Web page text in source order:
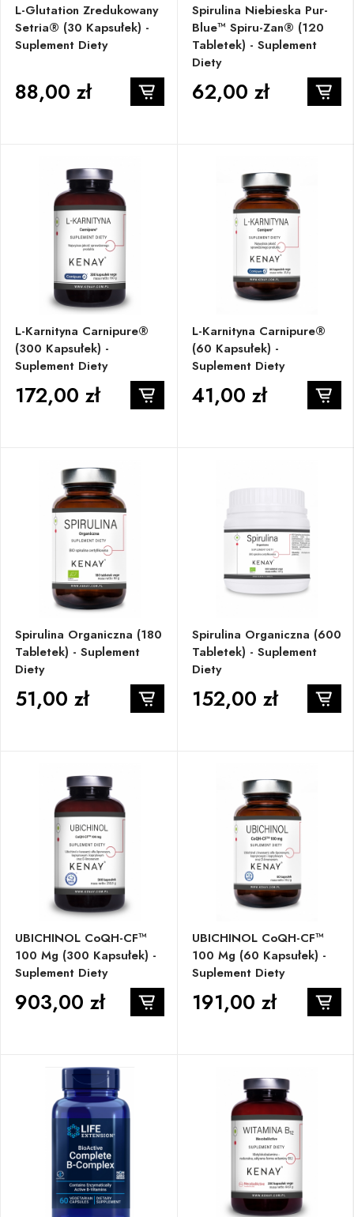
L-Glutation Zredukowany
Setria® (30 Kapsułek) -
Suplement Diety
88,00 zł
Spirulina Niebieska Pur-
Blue™ Spiru-Zan® (120
Tabletek) - Suplement
Diety
62,00 zł
L-Karnityna Carnipure®
(300 Kapsułek) -
Suplement Diety
172,00 zł
L-Karnityna Carnipure®
(60 Kapsułek) -
Suplement Diety
41,00 zł
Spirulina Organiczna (180
Tabletek) - Suplement
Diety
51,00 zł
Spirulina Organiczna (600
Tabletek) - Suplement
Diety
152,00 zł
UBICHINOL CoQH-CF™
100 Mg (300 Kapsułek) -
Suplement Diety
903,00 zł
UBICHINOL CoQH-CF™
100 Mg (60 Kapsułek) -
Suplement Diety
191,00 zł